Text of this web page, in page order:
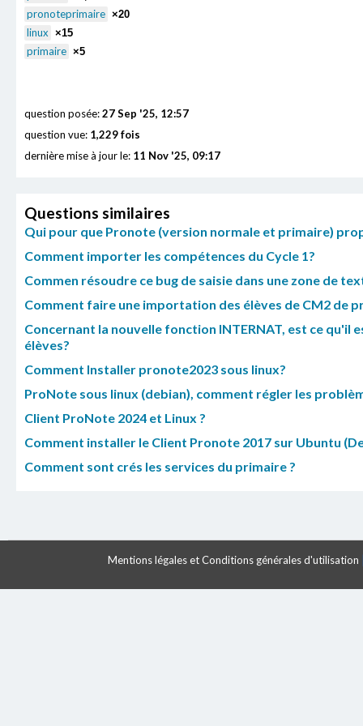
pronoteprimaire ×20
linux ×15
primaire ×5
question posée:27 Sep '25, 12:57
question vue: 1,229 fois
dernière mise à jour le: 11 Nov '25, 09:17
Questions similaires
Qui pour que Pronote (version normale et primaire)
Comment importer les compétences du Cycle 1?
Commen résoudre ce bug de saisie dans une zone de
Comment faire une importation des élèves de CM2 de
Concernant la nouvelle fonction INTERNAT, est ce qu'il
élèves?
Comment Installer pronote2023 sous linux?
ProNote sous linux (debian), comment régler les
Client ProNote 2024 et Linux ?
Comment installer le Client Pronote 2017 sur Ubuntu
Comment sont crés les services du primaire ?
Mentions légales et Conditions générales d'utilisation